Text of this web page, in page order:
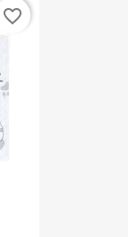
favorite_border